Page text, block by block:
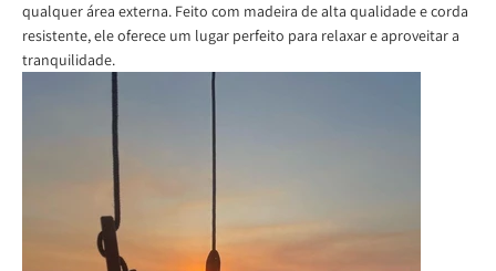
qualquer área externa. Feito com madeira de alta qualidade e corda
resistente, ele oferece um lugar perfeito para relaxar e aproveitar a
tranquilidade.